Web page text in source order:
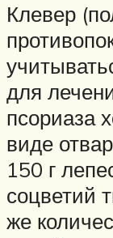
Клевер
для
псориаза
виде
150 г
соцветий
же